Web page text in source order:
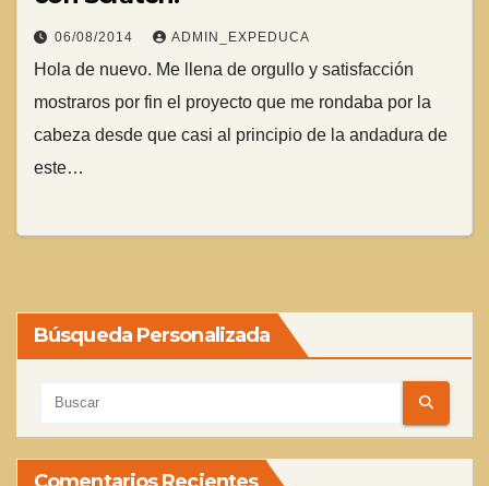
06/08/2014 ADMIN_EXPEDUCA
Hola de nuevo. Me llena de orgullo y satisfacción
mostraros por fin el proyecto que me rondaba por la
cabeza desde que casi al principio de la andadura de
este…
Búsqueda Personalizada